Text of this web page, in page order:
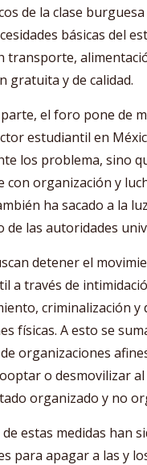
de la clase
básicas del
transporte,
gratuita y de calidad.
el foro pone de
estudiantil en
los problema, sino
con organización y
ha sacado a la
de las autoridades
detener el
a través de
criminalización y
físicas. A esto se
organizaciones
o desmovilizar al
organizado y no
estas medidas han
para apagar a las y